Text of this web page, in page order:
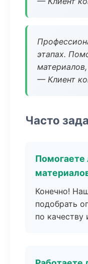
этапах.
— Клиент
Часто
Помогаете
Конечно!
подобрать
по качеству